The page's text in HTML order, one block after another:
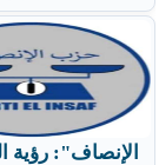
الإنصاف": رؤية